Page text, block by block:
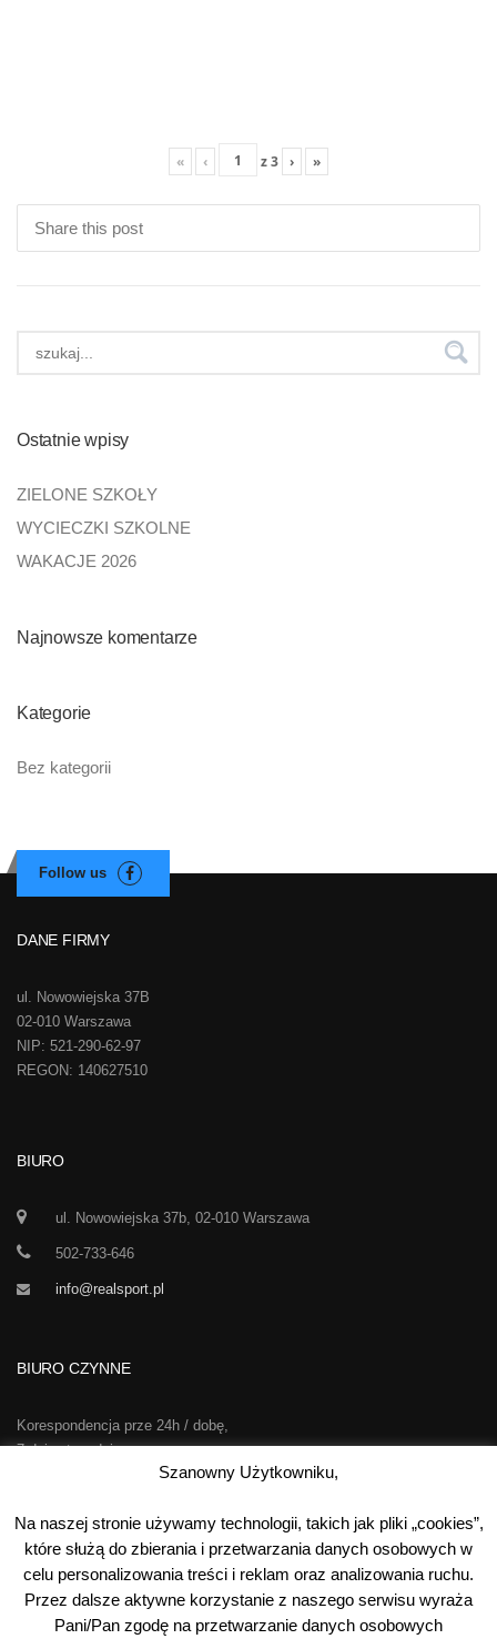
« ‹ z3 › »
Share this post
Ostatnie wpisy
ZIELONE SZKOŁY
WYCIECZKI SZKOLNE
WAKACJE 2026
Najnowsze komentarze
Kategorie
Bez kategorii
DANE FIRMY
ul. Nowowiejska 37B
02-010 Warszawa
NIP: 521-290-62-97
REGON: 140627510
BIURO
ul. Nowowiejska 37b, 02-010 Warszawa
502-733-646
info@realsport.pl
BIURO CZYNNE
Korespondencja prze 24h / dobę,
7 dni w tygodniu
Sobota:
kontakt telefoniczny
Niedziela:
nieczynne
Szanowny Użytkowniku,
Na naszej stronie używamy technologii, takich jak pliki „cookies”,
które służą do zbierania i przetwarzania danych osobowych w
celu personalizowania treści i reklam oraz analizowania ruchu.
Przez dalsze aktywne korzystanie z naszego serwisu wyraża
Pani/Pan zgodę na przetwarzanie danych osobowych